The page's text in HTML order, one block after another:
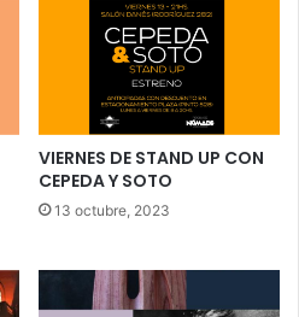
VIERNES DE STAND UP CON
CEPEDA Y SOTO
13 octubre, 2023